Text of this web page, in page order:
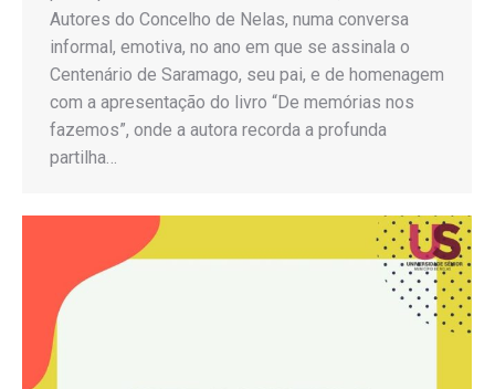
Autores do Concelho de Nelas, numa conversa
informal, emotiva, no ano em que se assinala o
Centenário de Saramago, seu pai, e de homenagem
com a apresentação do livro “De memórias nos
fazemos”, onde a autora recorda a profunda
partilha…